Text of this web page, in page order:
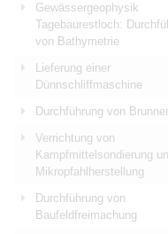
Gewässergeophysik
Tagebaurestloch:
von Bathymetrie
Lieferung einer
Dünnschliffmaschine
Durchführung von
Verrichtung von
Kampfmittelsondierung
Mikropfahlherstellung
Durchführung von
Baufeldfreimachung